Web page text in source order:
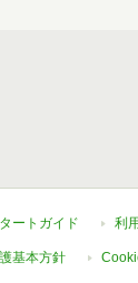
ートガイド 利
基本方針